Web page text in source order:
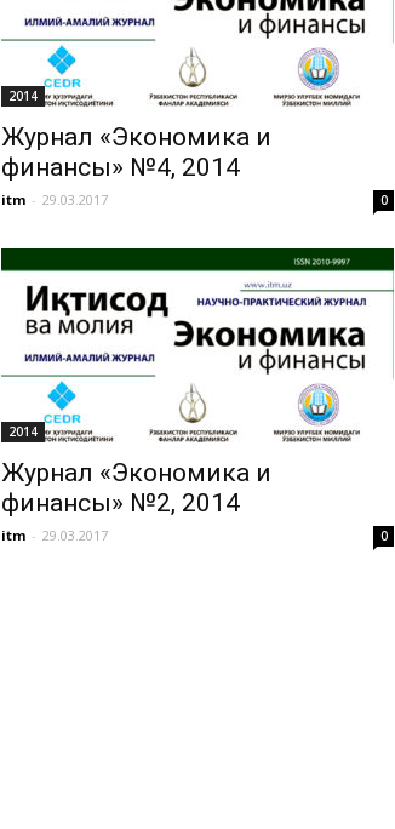
2014
Журнал «Экономика и
финансы» №4, 2014
itm - 29.03.2017 0
2014
Журнал «Экономика и
финансы» №2, 2014
itm - 29.03.2017 0